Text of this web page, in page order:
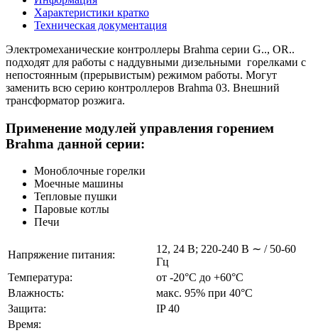
Характеристики кратко
Техническая документация
Электромеханические контроллеры Brahma серии G.., OR..
подходят для работы с наддувными дизельными горелками с
непостоянным (прерывистым) режимом работы. Могут
заменить всю серию контроллеров Brahma 03. Внешний
трансформатор розжига.
Применение модулей управления горением
Brahma данной серии:
Моноблочные горелки
Моечные машины
Тепловые пушки
Паровые котлы
Печи
Напряжение питания:
12, 24 В; 220-240 В ∼ / 50-60
Гц
Температура:
от -20°С до +60°С
Влажность:
макс. 95% при 40°С
Защита:
IP 40
Время: